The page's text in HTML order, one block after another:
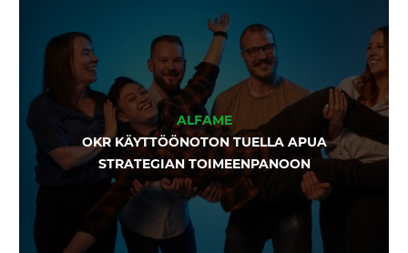
ALFAME
OKR KÄYTTÖÖNOTON TUELLA APUA
STRATEGIAN TOIMEENPANOON